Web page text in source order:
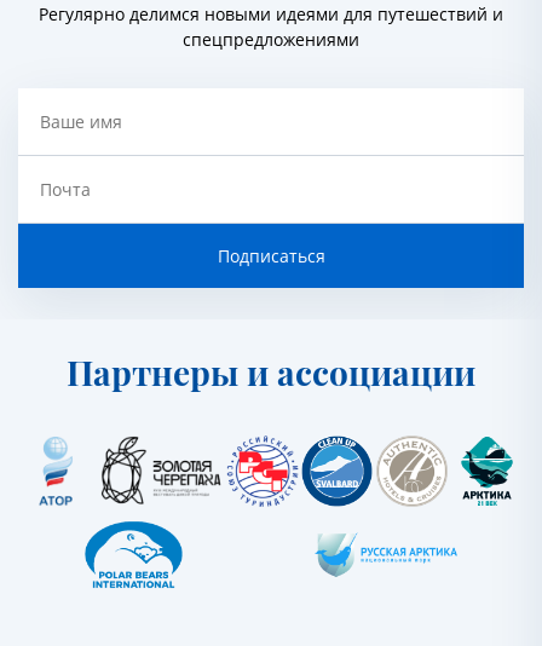
Регулярно делимся новыми идеями для путешествий и
спецпредложениями
Ваше имя
Почта
Подписаться
Партнеры и ассоциации